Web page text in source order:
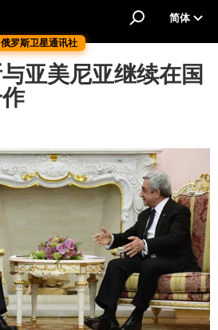
俄罗斯卫星通讯社
简体
亚美尼亚继续在国